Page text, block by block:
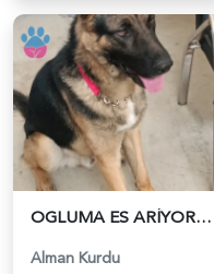
OGLUMA ES ARİYORUM - 118980842
Alman Kurdu